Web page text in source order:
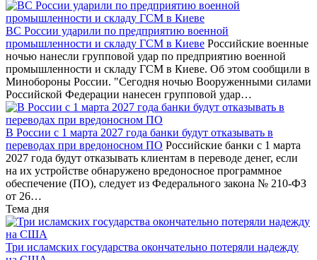
ВС России ударили по предприятию военной
промышленности и складу ГСМ в Киеве Российские военные
ночью нанесли групповой удар по предприятию военной
промышленности и складу ГСМ в Киеве. Об этом сообщили в
Минобороны России. "Сегодня ночью Вооруженными силами
Российской Федерации нанесен групповой удар…
В России с 1 марта 2027 года банки будут отказывать в
переводах при вредоносном ПО Российские банки с 1 марта
2027 года будут отказывать клиентам в переводе денег, если
на их устройстве обнаружено вредоносное программное
обеспечение (ПО), следует из Федерального закона № 210-ФЗ
от 26…
Тема дня
Три исламских государства окончательно потеряли надежду